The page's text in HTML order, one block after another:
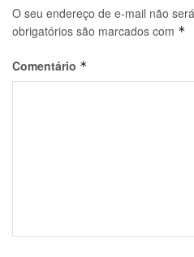
O seu endereço de e-mail não
obrigatórios são marcados com *
Comentário *